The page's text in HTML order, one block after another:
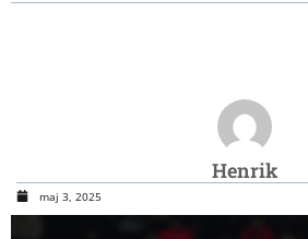
Henrik
maj 3, 2025